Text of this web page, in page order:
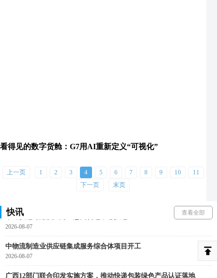
看得见的数字货舱：G7用AI重新定义“可视化”
上一页 1 2 3 4 5 6 7 8 9 10
11
下一页
末页
快讯 查看全部
中远海运集团投资成立新能源航运公司
中通快递粤港澳大湾区惠州转运中心投运
2026-08-07
中物流制造业供应链集成服务综合体项目开工
2026-08-07
广西12部门联合印发实施方案，推动快递包装绿色产品认证落地